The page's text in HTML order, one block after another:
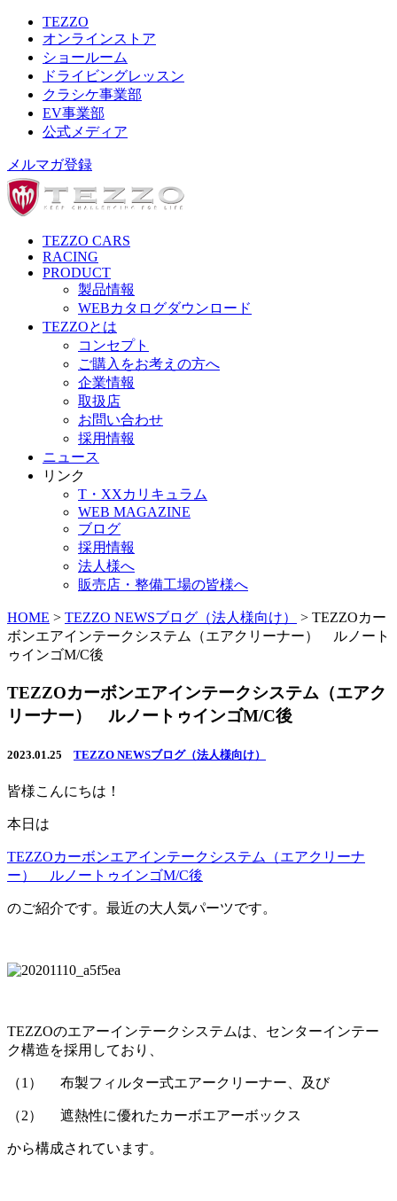
TEZZO
オンラインストア
ショールーム
ドライビングレッスン
クラシケ事業部
EV事業部
公式メディア
メルマガ登録
TEZZO CARS
RACING
PRODUCT
製品情報
WEBカタログダウンロード
TEZZOとは
コンセプト
ご購入をお考えの方へ
企業情報
取扱店
お問い合わせ
採用情報
ニュース
リンク
T・XXカリキュラム
WEB MAGAZINE
ブログ
採用情報
法人様へ
販売店・整備工場の皆様へ
HOME > TEZZO NEWSブログ（法人様向け） > TEZZOカー
ボンエアインテークシステム（エアクリーナー） ルノート
ゥインゴM/C後
TEZZOカーボンエアインテークシステム（エアク
リーナー） ルノートゥインゴM/C後
2023.01.25 TEZZO NEWSブログ（法人様向け）
皆様こんにちは！
本日は
TEZZOカーボンエアインテークシステム（エアクリーナ
ー） ルノートゥインゴM/C後
のご紹介です。最近の大人気パーツです。
TEZZOのエアーインテークシステムは、センターインテー
ク構造を採用しており、
（1） 布製フィルター式エアークリーナー、及び
（2） 遮熱性に優れたカーボエアーボックス
から構成されています。